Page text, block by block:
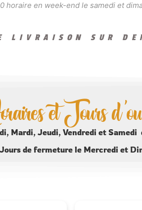
horaire en week-end le samedi et
SUR
et Jours
Mardi, Jeudi, Vendredi et Samedi
Jours de fermeture le Mercredi et